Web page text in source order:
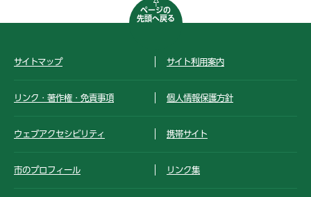
ページの
先頭へ戻る
サイトマップ サイト利用案内
リンク・著作権・免責事項 個人情報保護方針
ウェブアクセシビリティ 携帯サイト
市のプロフィール リンク集